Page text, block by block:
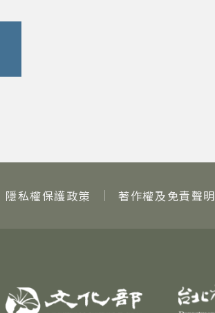
隱私權保護政策 著作權及免責聲明